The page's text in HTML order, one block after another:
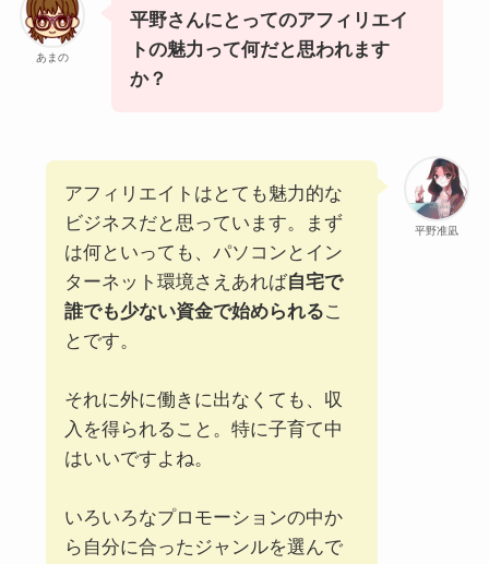
あまの
平野さんにとってのアフィリエイ
トの魅力って何だと思われます
か？
平野准凪
アフィリエイトはとても魅力的な
ビジネスだと思っています。まず
は何といっても、パソコンとイン
ターネット環境さえあれば自宅で
誰でも少ない資金で始められるこ
とです。
それに外に働きに出なくても、収
入を得られること。特に子育て中
はいいですよね。
いろいろなプロモーションの中か
ら自分に合ったジャンルを選んで